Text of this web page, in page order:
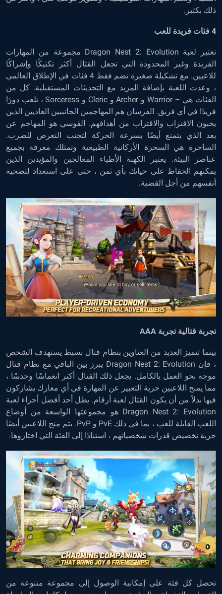
ذلك بكثير.
4 فئات فريدة للعب
تعتبر لعبة Dragon Nest 2: Evolution مجموعة من المهارات
الفريدة وغير المحدودة التي تجعل القتال أكثر تكتيكًا وإشراكًا
للاعبين. مع تشكيلة صغيرة تضم فقط 4 فئات في الإطلاق العالمي
، وعدت اللعبة بإضافة المزيد مع التحديثات المستقبلية. كل من
الفئات هي – Warrior و Archer و Cleric و Sorceress ، تلعب دورًا
فريدًا في أي فريق. الفرسان هم المهاجمين الجانبيين العاديين الذين
يحبون الاقتراب والاقتراب من أهدافهم. القوسي هو المهاجم عن
بعد الذي يتمتع أيضًا بسرعة الحركة لتجنب التعرض للضرب.
الساحرة هي السحرة الأركانية الطبيعية وتمتلك معرفة بجميع
عناصر البيئة. يعتبر الكهنة الأطباء المعالجين والمؤيدين الذين
يمكنهم الحفاظ على حياتك بأي ثمن ، حتى على استعداد لتضحية
أنفسهم من أجل القضية.
تجربة قتالية تجربة AAA
بينما تتميز العديد من العناوين بنظام قتال بسيط يستهدف الشخص
، فإن Dragon Nest 2: Evolution يبرز بين الباقي مع نظام قتال
موجه نحو العمل بالكامل. يجعل ذلك القتال أكثر انغماسًا وحدسًا ،
مما يمنح اللاعبين حرية التعبير عن المهارة في أي معارك يشاركون
فيها بدلاً من أن يكون القتال لعبة أرقام. يظل أحد أفضل أجزاء لعبة
Dragon Nest 2: Evolution هو مجموعتها الواسعة من أوضاع
اللعب القابلة للعب ، بما في ذلك PvE و PvP. يتم منح اللاعبين أيضًا
حرية تخصيص قدرات شخصياتهم ، استنادًا إلى الفئة التي اختاروها.
تحصل كل فئة على إمكانية الوصول إلى مجموعة متنوعة من